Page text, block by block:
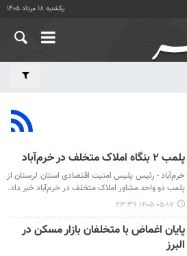
یکشنبه ۱۸ مرداد ۱۴۰۵
پلمب ۲ بنگاه املاک متخلف در خرم‌آباد
خرم‌آباد - رئیس پلیس امنیت اقتصادی استان لرستان از
پلمب دو واحد مشاور املاک متخلف در خرم‌آباد خبر داد.
۱۴۰۵-۰۵-۱۷ ۲۳:۳۹
پایان اغماض با متخلفان بازار مسکن در
البرز